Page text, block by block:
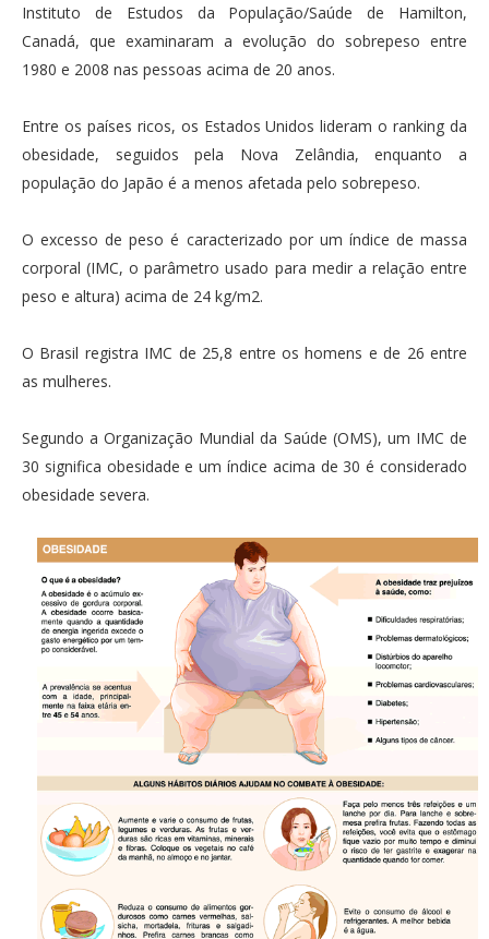
Instituto de Estudos da População/Saúde de Hamilton,
Canadá, que examinaram a evolução do sobrepeso entre
1980 e 2008 nas pessoas acima de 20 anos.
Entre os países ricos, os Estados Unidos lideram o ranking da
obesidade, seguidos pela Nova Zelândia, enquanto a
população do Japão é a menos afetada pelo sobrepeso.
O excesso de peso é caracterizado por um índice de massa
corporal (IMC, o parâmetro usado para medir a relação entre
peso e altura) acima de 24 kg/m2.
O Brasil registra IMC de 25,8 entre os homens e de 26 entre
as mulheres.
Segundo a Organização Mundial da Saúde (OMS), um IMC de
30 significa obesidade e um índice acima de 30 é considerado
obesidade severa.